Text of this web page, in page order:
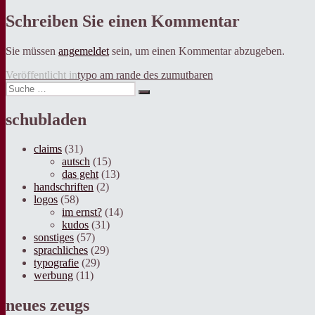
Schreiben Sie einen Kommentar
Sie müssen angemeldet sein, um einen Kommentar abzugeben.
Beitragsnavigation
Veröffentlicht intypo am rande des zumutbaren
Suche
nach:
Suche
schubladen
claims (31)
autsch (15)
das geht(13)
handschriften (2)
logos (58)
im ernst? (14)
kudos (31)
sonstiges (57)
sprachliches (29)
typografie (29)
werbung (11)
neues zeugs